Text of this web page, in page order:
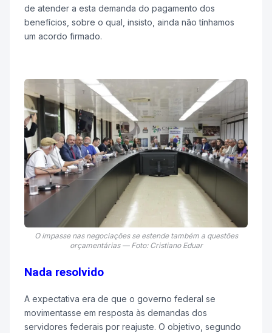
de atender a esta demanda do pagamento dos
benefícios, sobre o qual, insisto, ainda não tínhamos
um acordo firmado.
O impasse nas negociações se estende também a questões
orçamentárias — Foto: Cristiano Eduar
Nada resolvido
A expectativa era de que o governo federal se
movimentasse em resposta às demandas dos
servidores federais por reajuste. O objetivo, segundo